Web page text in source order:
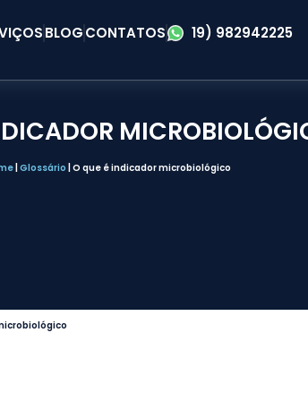
BLOGCONTATOS 19) 982942225
| Glossário O que é indicador microbiológico